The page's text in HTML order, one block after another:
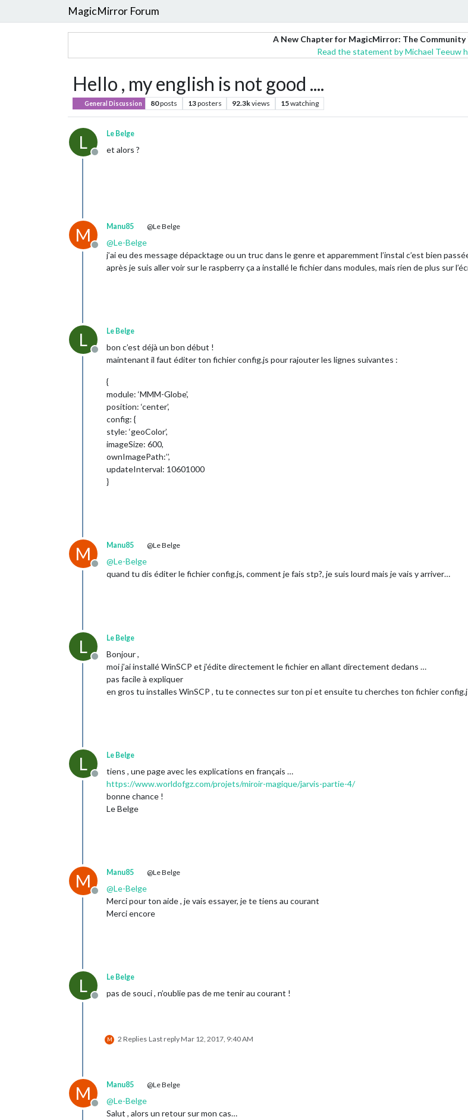
MagicMirror Forum
A New Chapter for MagicMirror: The Community
Read the statement by Michael Teeuw
Hello , my english is not good ....
General Discussion 80posts 13posters 92.3kviews 15watching
L
Offline
Le Belge
et alors ?
M
Offline
Manu85 @Le Belge
@Le-Belge
j’ai eu des message dépacktage ou un truc dans le genre et apparemment l’instal c’est bien
après je suis aller voir sur le raspberry ça a installé le fichier dans modules, mais rien de plus sur
L
Offline
Le Belge
bon c’est déjà un bon début !
maintenant il faut éditer ton fichier config.js pour rajouter les lignes suivantes :
{
module: ‘MMM-Globe’,
position: ‘center’,
config: {
style: ‘geoColor’,
imageSize: 600,
ownImagePath:’’,
updateInterval: 10601000
}
M
Offline
Manu85 @Le Belge
@Le-Belge
quand tu dis éditer le fichier config.js, comment je fais stp?, je suis lourd mais je vais y arriver…
L
Offline
Le Belge
Bonjour ,
moi j’ai installé WinSCP et j’édite directement le fichier en allant directement dedans …
pas facile à expliquer
en gros tu installes WinSCP , tu te connectes sur ton pi et ensuite tu cherches ton fichier
L
Offline
Le Belge
tiens , une page avec les explications en français …
https://www.worldofgz.com/projets/miroir-magique/jarvis-partie-4/
bonne chance !
Le Belge
M
Offline
Manu85 @Le Belge
@Le-Belge
Merci pour ton aide , je vais essayer, je te tiens au courant
Merci encore
L
Offline
Le Belge
pas de souci , n’oublie pas de me tenir au courant !
M 2 Replies Last replyMar 12, 2017, 9:40 AM
M
Offline
Manu85 @Le Belge
@Le-Belge
Salut , alors un retour sur mon cas…